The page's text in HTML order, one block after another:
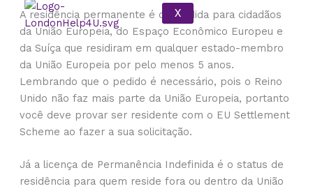
X
A residência permanente é concedida para cidadãos
da União Europeia, do Espaço Econômico Europeu e
da Suíça que residiram em qualquer estado-membro
da União Europeia por pelo menos 5 anos.
Lembrando que o pedido é necessário, pois o Reino
Unido não faz mais parte da União Europeia, portanto
você deve provar ser residente com o EU Settlement
Scheme ao fazer a sua solicitação.
Já a licença de Permanência Indefinida é o status de
residência para quem reside fora ou dentro da União